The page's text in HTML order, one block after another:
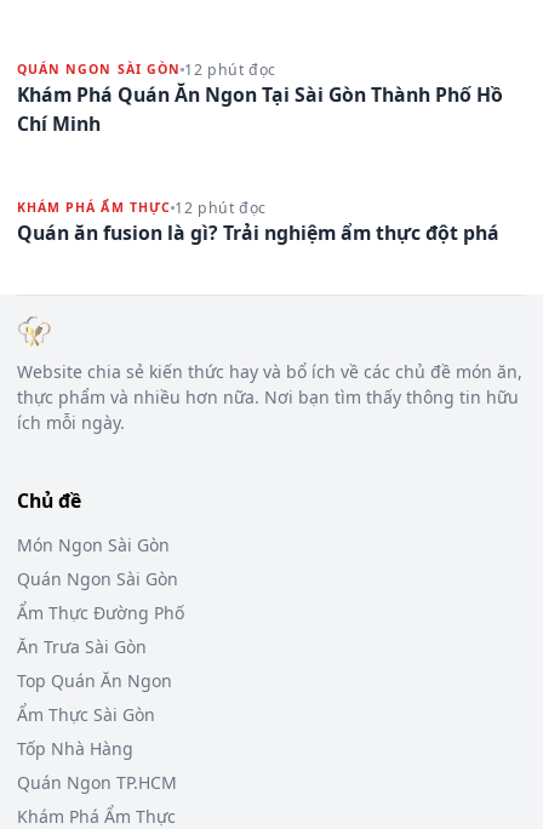
QUÁN NGON SÀI GÒN 12 phút đọc
Khám Phá Quán Ăn Ngon Tại Sài Gòn Thành Phố Hồ
Chí Minh
KHÁM PHÁ ẨM THỰC 12 phút đọc
Quán ăn fusion là gì? Trải nghiệm ẩm thực đột phá
Website chia sẻ kiến thức hay và bổ ích về các chủ đề món ăn,
thực phẩm và nhiều hơn nữa. Nơi bạn tìm thấy thông tin hữu
ích mỗi ngày.
Chủ đề
Món Ngon Sài Gòn
Quán Ngon Sài Gòn
Ẩm Thực Đường Phố
Ăn Trưa Sài Gòn
Top Quán Ăn Ngon
Ẩm Thực Sài Gòn
Tốp Nhà Hàng
Quán Ngon TP.HCM
Khám Phá Ẩm Thực